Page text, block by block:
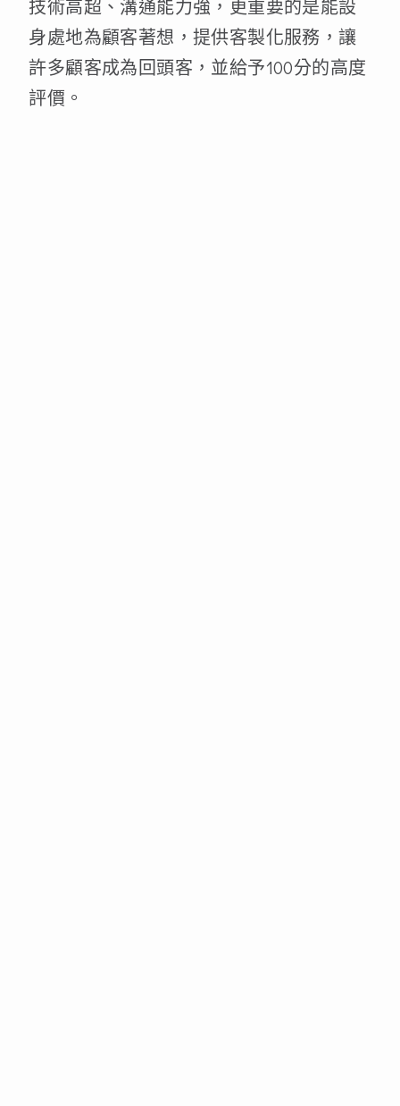
技術高超、溝通能力強，更重要的是能設
身處地為顧客著想，提供客製化服務，讓
許多顧客成為回頭客，並給予100分的高度
評價。